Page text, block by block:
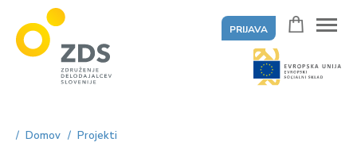
PRIJAVA
Domov Projekti